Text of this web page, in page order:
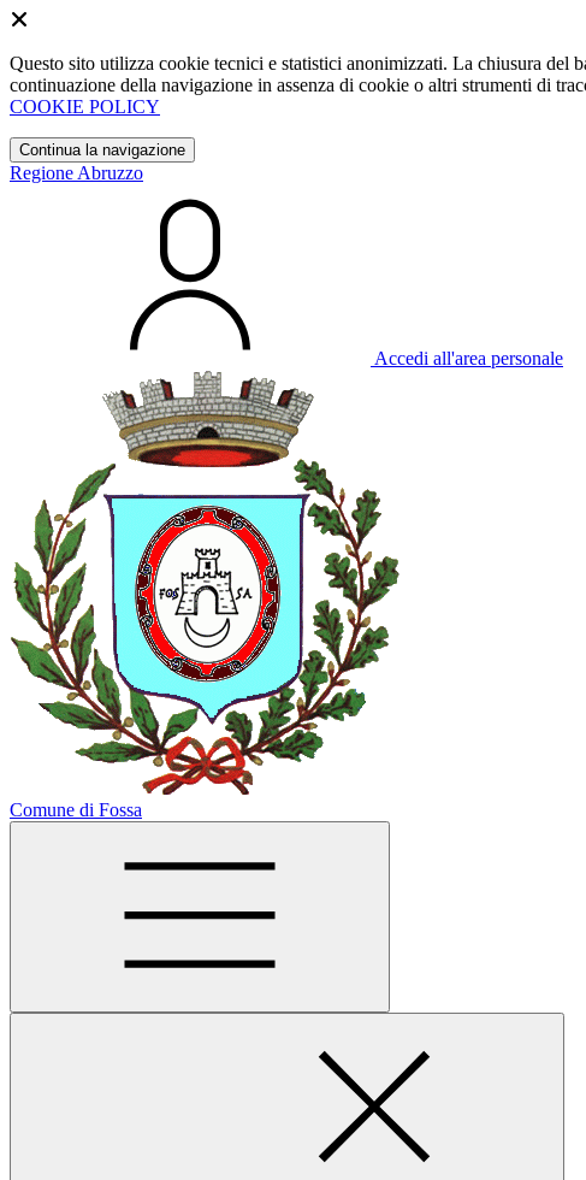
Questo sito utilizza cookie tecnici e statistici anonimizzati. La chiusura del
continuazione della navigazione in assenza di cookie o altri strumenti di
COOKIE POLICY
Continua la navigazione
Regione Abruzzo
Accedi all'area personale
Comune di Fossa